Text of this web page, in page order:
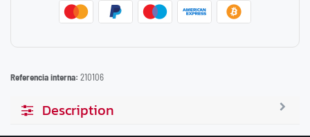
Referencia interna: 210106
Description